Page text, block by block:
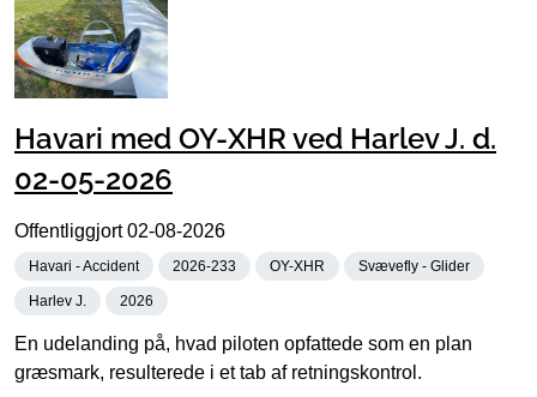
Havari med OY-XHR ved Harlev J. d.
02-05-2026
Offentliggjort02-08-2026
Havari - Accident 2026-233 OY-XHR Svævefly - Glider
Harlev J. 2026
En udelanding på, hvad piloten opfattede som en plan
græsmark, resulterede i et tab af retningskontrol.